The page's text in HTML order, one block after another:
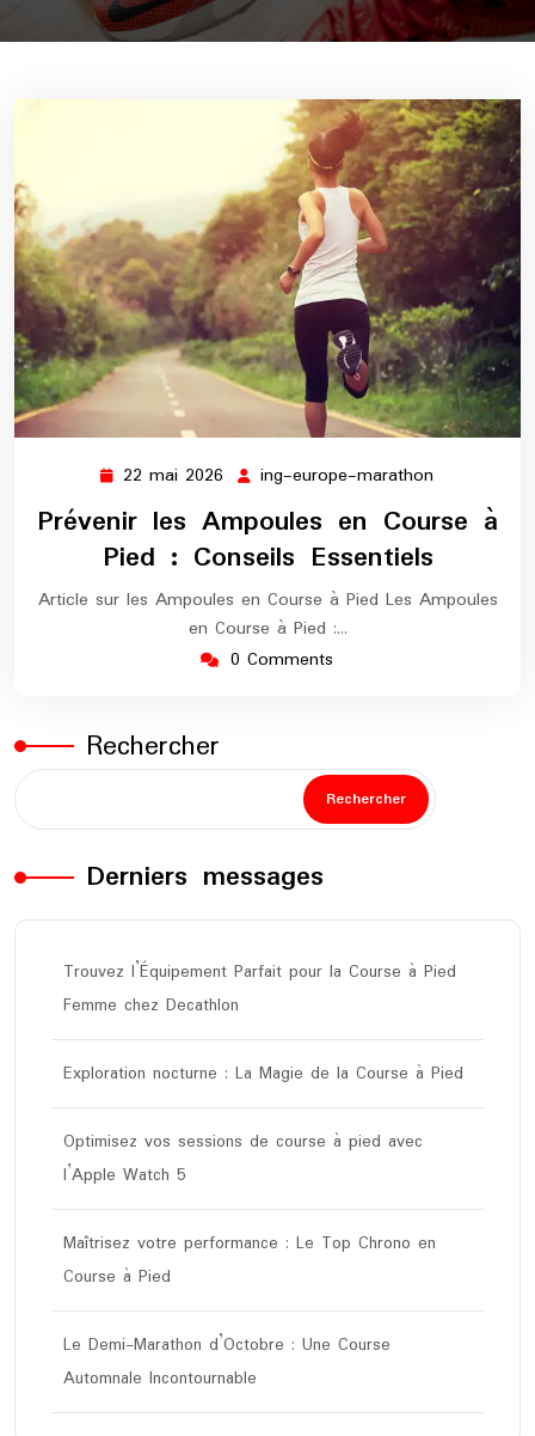
22 mai 2026 22
2026
ing-europe-marathon
europe-
marathon
Prévenir les Ampoules en Course à
Pied : Conseils Essentiels
Article sur les Ampoules en Course à Pied Les Ampoules
en Course à Pied :…
0 Comments
Rechercher
Rechercher
Derniers messages
Trouvez l’Équipement Parfait pour la Course à Pied
Femme chez Decathlon
Exploration nocturne : La Magie de la Course à Pied
Optimisez vos sessions de course à pied avec
l’Apple Watch 5
Maîtrisez votre performance : Le Top Chrono en
Course à Pied
Le Demi-Marathon d’Octobre : Une Course
Automnale Incontournable